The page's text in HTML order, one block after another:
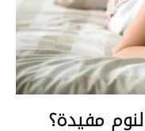
مفيدة؟